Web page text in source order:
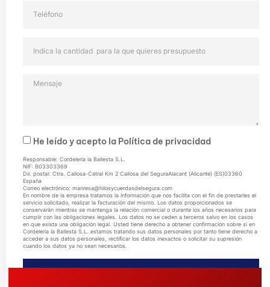
He leído y acepto la Política de privacidad
Responsable: Cordelería la Ballesta S.L.
NIF: B03303369
Dir. postal: Ctra. Callosa-Catral Km 2 Callosa del SeguraAlacant (Alicante) (ES)03360
España
Correo electrónico: manresa@hilosycuerdasdelsegura.com
En nombre de la empresa tratamos la información que nos facilita con el fin de prestarles el
servicio solicitado, realizar la facturación del mismo. Los datos proporcionados se
conservarán mientras se mantenga la relación comercial o durante los años necesarios para
cumplir con las obligaciones legales. Los datos no se ceden a terceros salvo en los casos
en que exista una obligación legal. Usted tiene derecho a obtener confirmación sobre si en
Cordelería la Ballesta S.L. estamos tratando sus datos personales por tanto tiene derecho a
acceder a sus datos personales, rectificar los datos inexactos o solicitar su supresión
cuando los datos ya no sean necesarios.